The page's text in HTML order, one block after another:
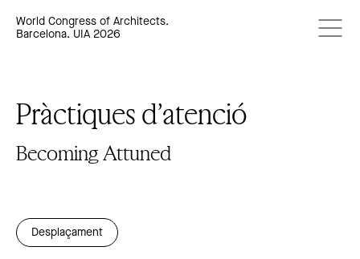
World Congress of Architects.
Barcelona. UIA 2026
Pràctiques d’atenció
Becoming Attuned
Desplaçament